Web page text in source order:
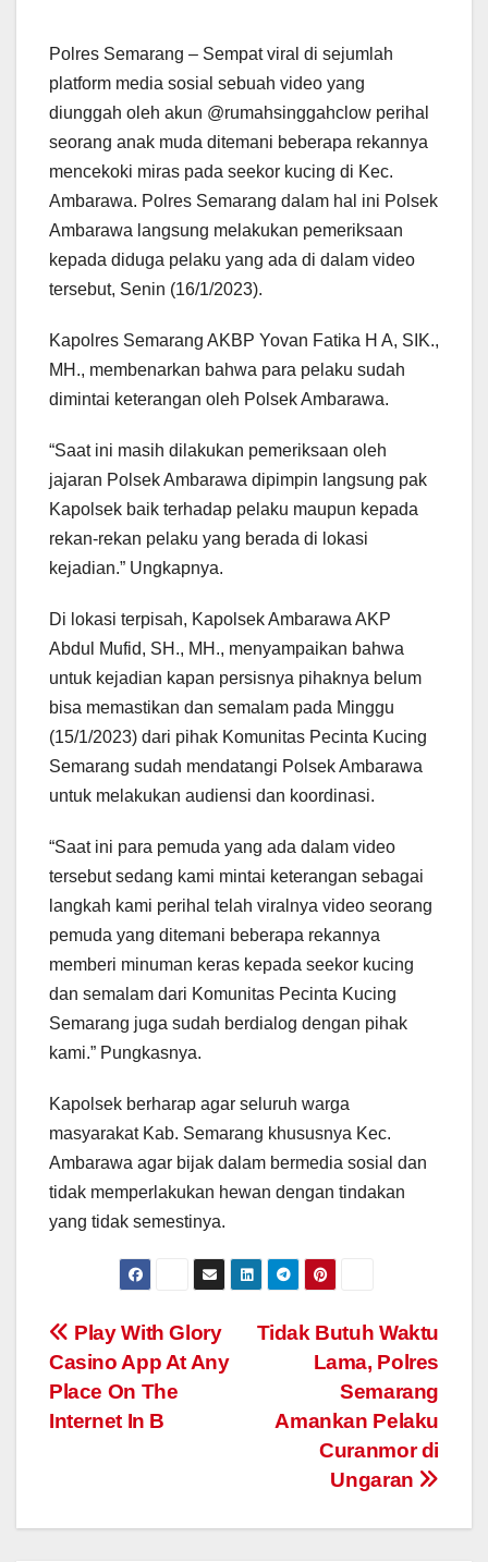
Polres Semarang – Sempat viral di sejumlah
platform media sosial sebuah video yang
diunggah oleh akun @rumahsinggahclow perihal
seorang anak muda ditemani beberapa rekannya
mencekoki miras pada seekor kucing di Kec.
Ambarawa. Polres Semarang dalam hal ini Polsek
Ambarawa langsung melakukan pemeriksaan
kepada diduga pelaku yang ada di dalam video
tersebut, Senin (16/1/2023).
Kapolres Semarang AKBP Yovan Fatika H A, SIK.,
MH., membenarkan bahwa para pelaku sudah
dimintai keterangan oleh Polsek Ambarawa.
“Saat ini masih dilakukan pemeriksaan oleh
jajaran Polsek Ambarawa dipimpin langsung pak
Kapolsek baik terhadap pelaku maupun kepada
rekan-rekan pelaku yang berada di lokasi
kejadian.” Ungkapnya.
Di lokasi terpisah, Kapolsek Ambarawa AKP
Abdul Mufid, SH., MH., menyampaikan bahwa
untuk kejadian kapan persisnya pihaknya belum
bisa memastikan dan semalam pada Minggu
(15/1/2023) dari pihak Komunitas Pecinta Kucing
Semarang sudah mendatangi Polsek Ambarawa
untuk melakukan audiensi dan koordinasi.
“Saat ini para pemuda yang ada dalam video
tersebut sedang kami mintai keterangan sebagai
langkah kami perihal telah viralnya video seorang
pemuda yang ditemani beberapa rekannya
memberi minuman keras kepada seekor kucing
dan semalam dari Komunitas Pecinta Kucing
Semarang juga sudah berdialog dengan pihak
kami.” Pungkasnya.
Kapolsek berharap agar seluruh warga
masyarakat Kab. Semarang khususnya Kec.
Ambarawa agar bijak dalam bermedia sosial dan
tidak memperlakukan hewan dengan tindakan
yang tidak semestinya.
Post
navigation
Tidak Butuh Waktu
Lama, Polres
Semarang
Amankan Pelaku
Curanmor di
Ungaran
Play With Glory
Casino App At Any
Place On The
Internet In B